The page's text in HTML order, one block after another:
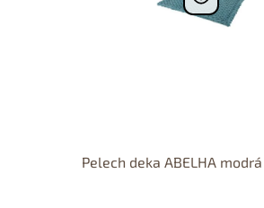
Pelech deka ABELHA